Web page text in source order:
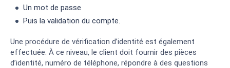
Un mot de passe
Puis la validation du compte.
Une procédure de vérification d’identité est également
effectuée. À ce niveau, le client doit fournir des pièces
d’identité, numéro de téléphone, répondre à des questions